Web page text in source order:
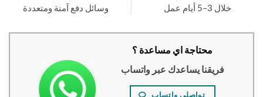
وسائل دفع آمنة ومتعددة
محتاجة اي مساعدة ؟
فريقنا يساعدك عبر واتساب
تواصلي واتساب